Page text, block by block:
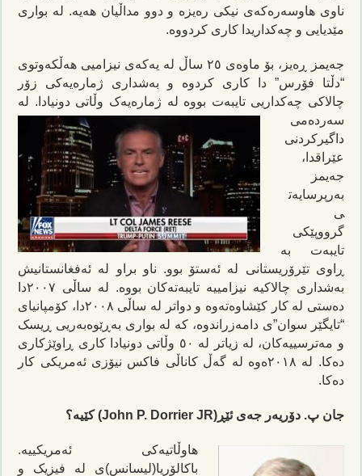
ناوی هاوسەرەکەی نیکی رەیزە و دوو مداڵیان هەیە. لە بواری
مێدیایی و چەکداریدا کاری کردووە.
جەیمز ڕەیز، بۆ ماوەی ٢٥ ساڵ لە یەکەی نیزامیی هەڵکەوتوی
“دڵتا فۆرس” دا کاری کردوە و بەشداری ژمارەیەکی زۆر
چالاکی چەکداریی تایبەت بووە لە ژمارەیەک وڵاتی دونیادا. لە
سەردەمی
داگیرکردنی
عێراقدا،
جەیمز
بەرپرسایەت
ی
گرووپێکی
تایبەت بە
ڕاوی تێرۆریستانی لە ئەستۆ بوو. ناو براو لە ئەفغانستانیش
بەشداری چالاکیە نیزامییە تایبەتەکان بووە. لە ساڵی ٢٠٠٧دا
دەستی لە کار کێشاوەتەوە و دواتر لە ساڵی ٢٠٠٨دا، کۆمپانیای
“تایگێر سوان”ی دامەزراندوە، کە لە بواری بەڕێوەبەریی ڕیسک
و مەترسییەکان، لە زیاتر لە ٥٠ وڵاتی دونیادا کاری ڕاوێژکاری
دەکا. لە ٢٠١٨ەوە لە گەڵ کاناڵی فاکس نیۆزی ئەمریکی کار
دەکا.
جان پ. دۆریەر جەی ئێڕ(John P. Dorrier JR) کێیە؟
هاوڵاتیەکی ئەمریکییە.
باکالۆریا(لیسانس)ی لە فیزیک و